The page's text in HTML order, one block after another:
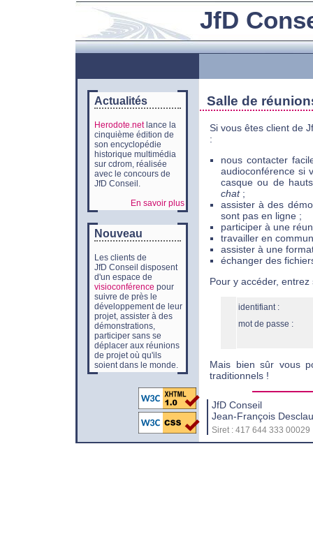
JfD
Actualités
Herodote.netlance la
cinquième édition de
son encyclopédie
historique multimédia
sur cdrom, réalisée
avec le concours de
JfD Conseil.
En savoir plus
Nouveau
Les clients de
JfD Conseil disposent
d'un espace de
visioconférence pour
suivre de près le
développement de leur
projet, assister à des
démonstrations,
participer sans se
déplacer aux réunions
de projet où qu'ils
soient dans le monde.
Salle de
Si vous êtes client de
:
nous contacter
audioconférence si
casque ou de
chat;
assister à des
sont pas en ligne ;
participer à une
travailler en
assister à une
échanger des
Pour y accéder,
identifiant :
mot de passe :
Mais bien sûr vous
traditionnels !
JfD Conseil
Jean-François
Siret : 417 644 333 00029